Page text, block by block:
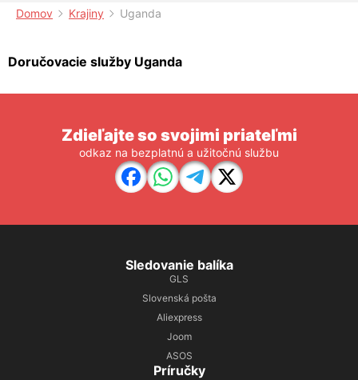
Domov Krajiny Uganda
Doručovacie služby Uganda
Zdieľajte so svojimi priateľmi
odkaz na bezplatnú a užitočnú službu
Sledovanie balíka
GLS
Slovenská pošta
Aliexpress
Joom
ASOS
Príručky